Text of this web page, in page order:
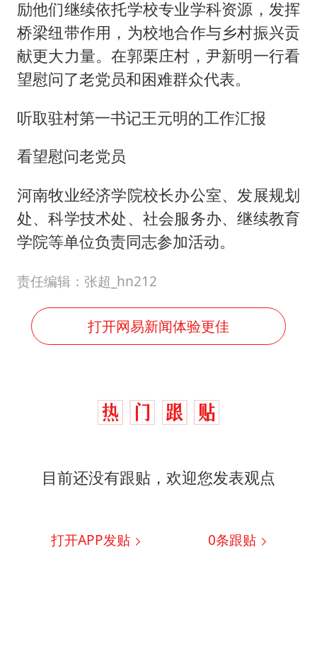
励他们继续依托学校专业学科资源，发挥
桥梁纽带作用，为校地合作与乡村振兴贡
献更大力量。在郭栗庄村，尹新明一行看
望慰问了老党员和困难群众代表。
听取驻村第一书记王元明的工作汇报
看望慰问老党员
河南牧业经济学院校长办公室、发展规划
处、科学技术处、社会服务办、继续教育
学院等单位负责同志参加活动。
责任编辑：张超_hn212
打开网易新闻体验更佳
目前还没有跟贴，欢迎您发表观点
打开APP发贴 0条跟贴